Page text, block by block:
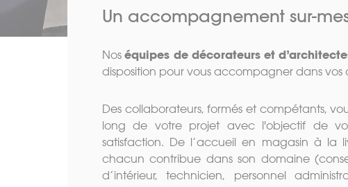
Un accompagnement sur-
Noséquipes de décorateurs et
disposition pour vous accompagner dans vos
Des collaborateurs, formés et compétants,
long de votre projet avec l'objectif de
satisfaction. De l’accueil en magasin à la
chacun contribue dans son domaine
d’intérieur, technicien, personnel